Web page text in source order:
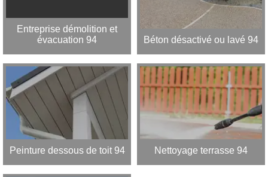
Entreprise démolition et
évacuation 94
Béton désactivé ou lavé 94
Peinture dessous de toit 94 Nettoyage terrasse 94